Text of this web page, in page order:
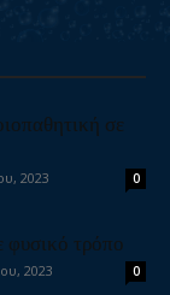
σε
2023 0
φυσικό τρόπο
2023 0